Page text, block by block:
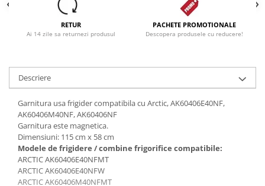
RETUR
Ai 14 zile sa returnezi produsul
PACHETE PROMOTIONALE
Descopera produsele cu reducere!
Descriere
Garnitura usa frigider compatibila cu Arctic, AK60406E40NF,
AK60406M40NF, AK60406NF
Garnitura este magnetica.
Dimensiuni: 115 cm x 58 cm
Modele de frigidere / combine frigorifice compatibile:
ARCTIC AK60406E40NFMT
ARCTIC AK60406E40NFW
ARCTIC AK60406M40NFMT